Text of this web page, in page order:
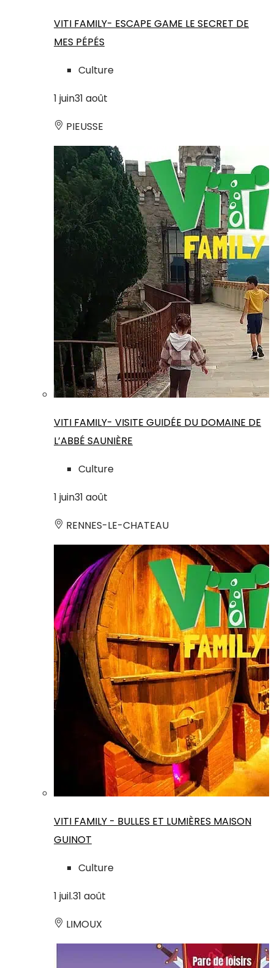
VITI FAMILY- ESCAPE GAME LE SECRET DE
MES PÉPÉS
Culture
1 juin31 août
PIEUSSE
VITI FAMILY- VISITE GUIDÉE DU DOMAINE DE
L’ABBÉ SAUNIÈRE
Culture
1 juin31 août
RENNES-LE-CHATEAU
VITI FAMILY - BULLES ET LUMIÈRES MAISON
GUINOT
Culture
1 juil.31 août
LIMOUX